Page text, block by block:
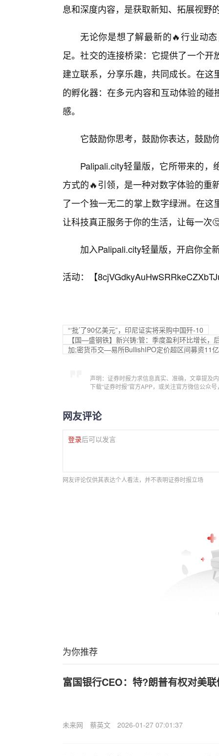
息和深度内容，是获取新知、拓展视野
无论你是想了解最新的🔥行业动
足。社交的连接桥梁：它提供了一个
建立联系，分享乐趣，共同成长。在
的孵化器：在多元内容和互动体验的
感。
它鼓励你思考，鼓励你表达，鼓励
Palipali.city轻量版，它所带来的
方式的🔥引领，是一种对数字体验的重
了一个独一无二的掌上数字绿洲。在
让科技真正服务于你的生活，让每一次
加入Palipali.city轻量版，开启你全
活动：【
“‘批’了90亿美元”，印尼证实将采购中国歼-10
【国—盛钢铁】新兴铸:管：季度盈利环比增长，
加;密货币交—易所BullishIPO定价超区间募资11
声明：证券时报力求信息真实、准确，文章提及
下载“证券时报”官方APP，或关注官方微信公众
网友评论
登录后可以发言
网友评论仅供其表达个人看法，并不表明证券时报立场
为你推荐
富国银行CEO：特?朗普有权对美
未来网 蔡英文 2026-01-27 07:01:37